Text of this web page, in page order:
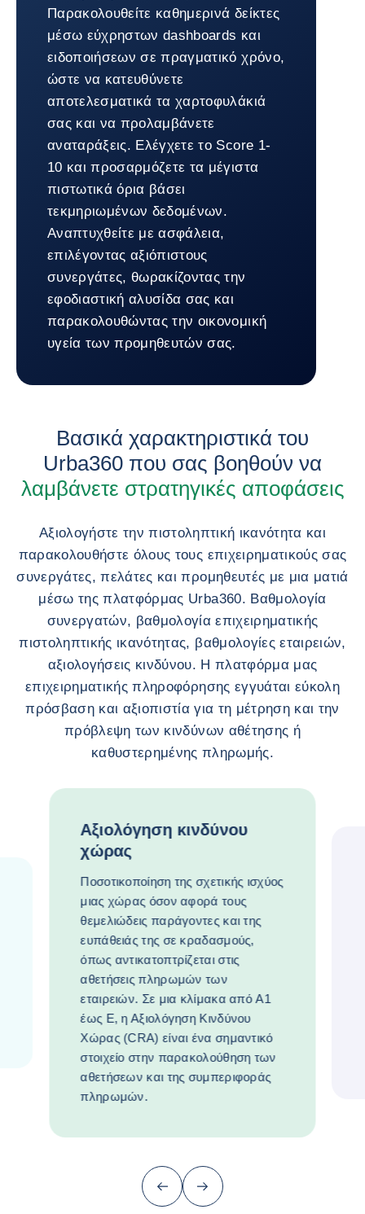
Παρακολουθείτε καθημερινά δείκτες
μέσω εύχρηστων dashboards και
ειδοποιήσεων σε πραγματικό χρόνο,
ώστε να κατευθύνετε
αποτελεσματικά τα χαρτοφυλάκιά
σας και να προλαμβάνετε
αναταράξεις. Ελέγχετε το Score 1-
10 και προσαρμόζετε τα μέγιστα
πιστωτικά όρια βάσει
τεκμηριωμένων δεδομένων.
Αναπτυχθείτε με ασφάλεια,
επιλέγοντας αξιόπιστους
συνεργάτες, θωρακίζοντας την
εφοδιαστική αλυσίδα σας και
παρακολουθώντας την οικονομική
υγεία των προμηθευτών σας.
Βασικά χαρακτηριστικά του
Urba360 που σας βοηθούν να
λαμβάνετε στρατηγικές αποφάσεις
Αξιολογήστε την πιστοληπτική ικανότητα και
παρακολουθήστε όλους τους επιχειρηματικούς σας
συνεργάτες, πελάτες και προμηθευτές με μια ματιά
μέσω της πλατφόρμας Urba360. Βαθμολογία
συνεργατών, βαθμολογία επιχειρηματικής
πιστοληπτικής ικανότητας, βαθμολογίες εταιρειών,
αξιολογήσεις κινδύνου. Η πλατφόρμα μας
επιχειρηματικής πληροφόρησης εγγυάται εύκολη
πρόσβαση και αξιοπιστία για τη μέτρηση και την
πρόβλεψη των κινδύνων αθέτησης ή
καθυστερημένης πληρωμής.
Αξιολόγηση κινδύνου
χώρας
Ποσοτικοποίηση της σχετικής ισχύος
μιας χώρας όσον αφορά τους
θεμελιώδεις παράγοντες και της
ευπάθειάς της σε κραδασμούς,
όπως αντικατοπτρίζεται στις
αθετήσεις πληρωμών των
εταιρειών. Σε μια κλίμακα από A1
έως E, η Αξιολόγηση Κινδύνου
Χώρας (CRA) είναι ένα σημαντικό
στοιχείο στην παρακολούθηση των
αθετήσεων και της συμπεριφοράς
πληρωμών.
Προηγούμενο (πίσω στο τελευταίο)
Επόμενο